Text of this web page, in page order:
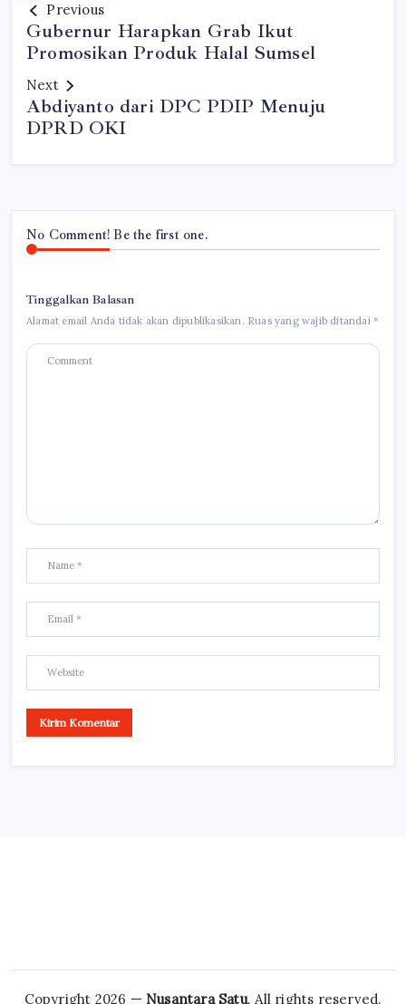
Previous
Gubernur Harapkan Grab Ikut
Promosikan Produk Halal Sumsel
Next
Abdiyanto dari DPC PDIP Menuju
DPRD OKI
No Comment! Be the first one.
Tinggalkan Balasan
Alamat email Anda tidak akan dipublikasikan. Ruas yang wajib ditandai*
Copyright 2026 — Nusantara Satu. All rights reserved.